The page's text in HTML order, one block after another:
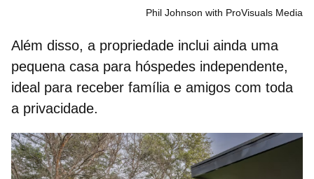
Phil Johnson with ProVisuals Media
Além disso, a propriedade inclui ainda uma
pequena casa para hóspedes independente,
ideal para receber família e amigos com toda
a privacidade.